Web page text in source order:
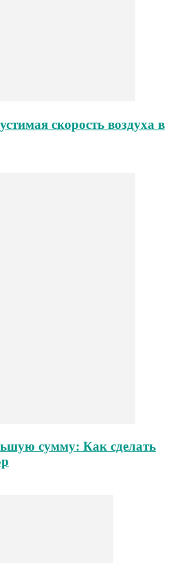
скорость воздуха в
сумму: Как сделать